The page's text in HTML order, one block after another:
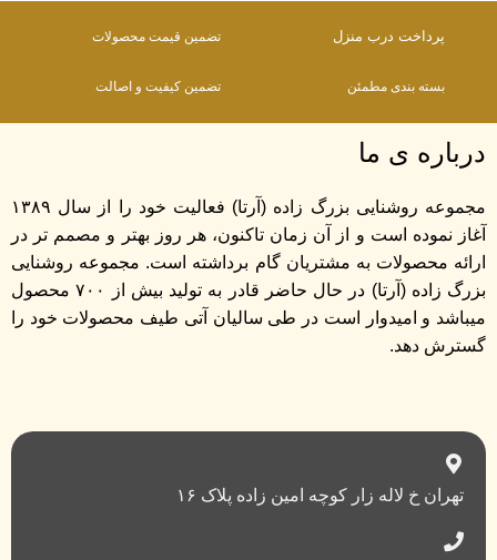
پرداخت درب منزل تضمین قیمت محصولات
بسته بندی مطمئن تضمین کیفیت و اصالت
درباره ی ما
مجموعه روشنایی بزرگ زاده (آرتا) فعالیت خود را از سال ۱۳۸۹
آغاز نموده است و از آن زمان تاکنون، هر روز بهتر و مصمم تر در
ارائه محصولات به مشتریان گام برداشته است. مجموعه روشنایی
بزرگ زاده (آرتا) در حال حاضر قادر به تولید بیش از ۷۰۰ محصول
میباشد و امیدوار است در طی سالیان آتی طیف محصولات خود را
گسترش دهد.
تهران خ لاله زار کوچه امین زاده پلاک ۱۶